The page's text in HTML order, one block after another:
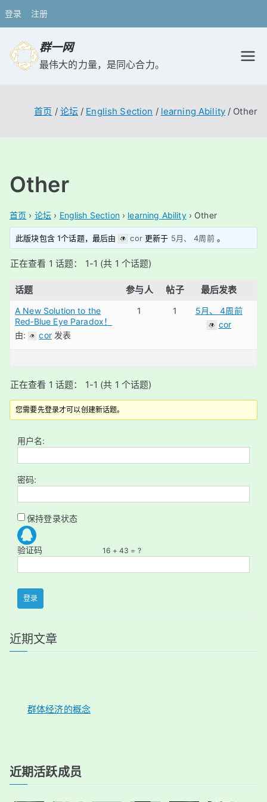
登录 注册
群一网
最伟大的力量，是同心合力。
首页 论坛 English Section learning Ability Other
Other
首页 › 论坛 › English Section › learning Ability › Other
此版块包含 1个话题，最后由 cor更新于 5月、 4周前。
正在查看 1 话题： 1-1 (共 1 个话题)
话题 参与人 帖子 最后发表
A New Solution to the
Red‑Blue Eye Paradox！
由:
cor发表
1 1
5月、 4周前
cor
正在查看 1 话题： 1-1 (共 1 个话题)
您需要先登录才可以创建新话题。
用户名:
密码:
保持登录状态
验证码 16 + 43 = ?
登录
近期文章
群体经济的概念
近期活跃成员